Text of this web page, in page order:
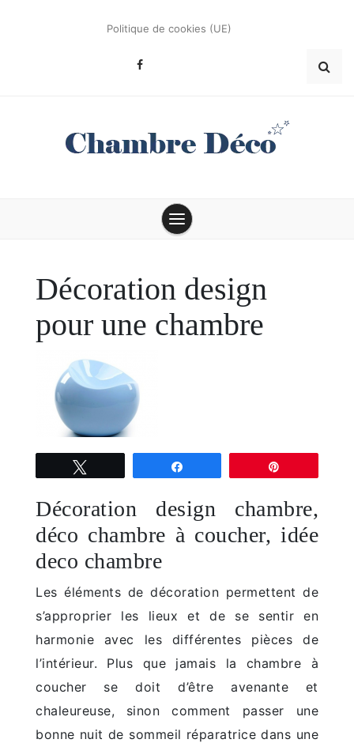
Politique de cookies (UE)
Chambre Déco
Décoration design
pour une chambre
Décoration design chambre,
déco chambre à coucher, idée
deco chambre
Les éléments de décoration permettent de
s’approprier les lieux et de se sentir en
harmonie avec les différentes pièces de
l’intérieur. Plus que jamais la chambre à
coucher se doit d’être avenante et
chaleureuse, sinon comment passer une
bonne nuit de sommeil réparatrice dans une